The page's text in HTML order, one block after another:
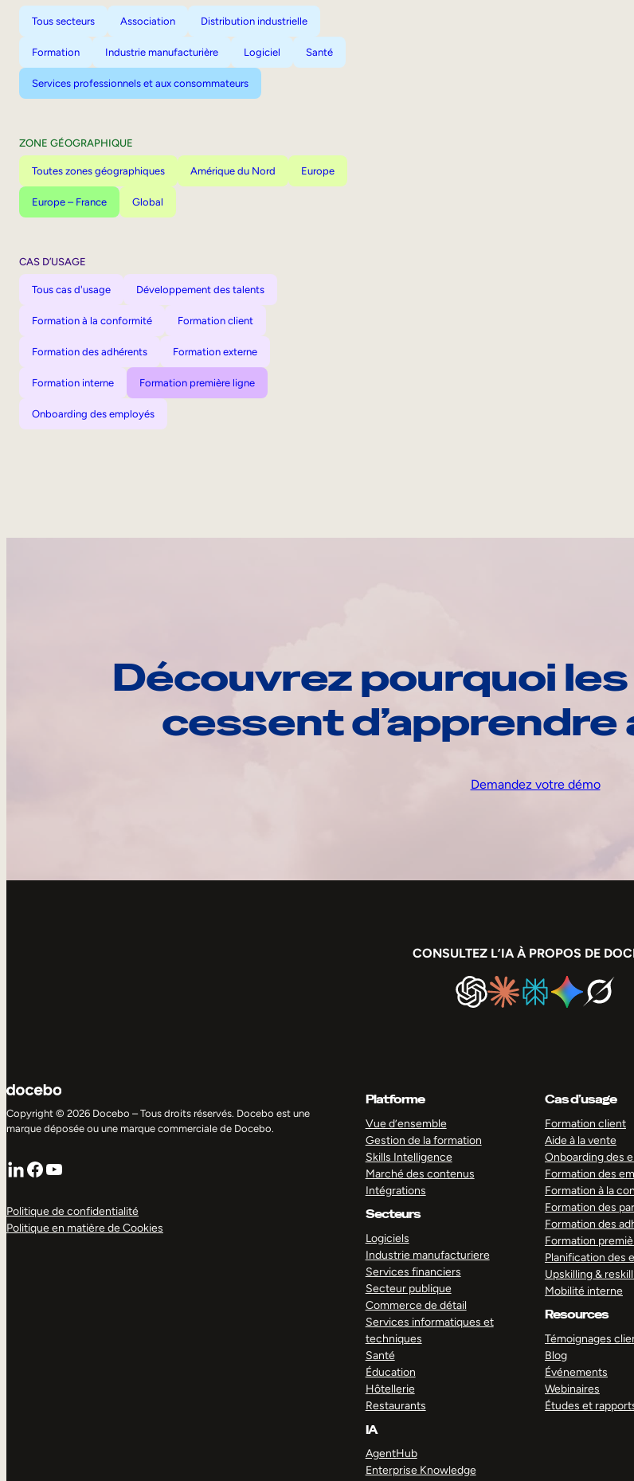
Tous secteurs Association Distribution industrielle
Formation Industrie manufacturière Logiciel Santé
Services professionnels et aux consommateurs
ZONE GÉOGRAPHIQUE
Toutes zones géographiques Amérique du Nord Europe
Europe – France Global
CAS D’USAGE
Tous cas d'usage Développement des talents
Formation à la conformité Formation client
Formation des adhérents Formation externe
Formation interne Formation première ligne
Onboarding des employés
Découvrez pourquoi
cessent d’apprendre
Demandez votre démo
CONSULTEZ L’IA À PROPOS DE
Copyright © 2026 Docebo – Tous droits réservés. Docebo est une
marque déposée ou une marque commerciale de Docebo.
LinkedIn
Facebook
YouTube
Politique de confidentialité
Politique en matière de Cookies
Platforme
Vue d’ensemble
Gestion de la formation
Skills Intelligence
Marché des contenus
Intégrations
Secteurs
Logiciels
Industrie manufacturiere
Services financiers
Secteur publique
Commerce de détail
Services informatiques et
techniques
Santé
Éducation
Hôtellerie
Restaurants
IA
AgentHub
Enterprise Knowledge
Cas d’usage
Formation client
Aide à la vente
Onboarding des
Formation des
Formation à la
Formation des
Formation des
Formation
Planification des
Upskilling &
Mobilité interne
Resources
Témoignages
Blog
Événements
Webinaires
Études et